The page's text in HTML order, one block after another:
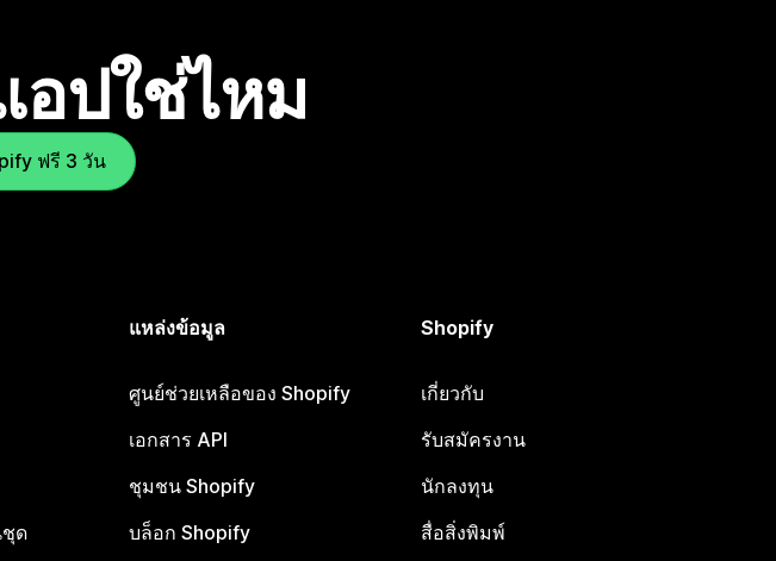
อปใช่ไหม
ฟรี 3 วัน
ชุด
แหล่งข้อมูล
ศูนย์ช่วยเหลือของ Shopify
เอกสาร API
ชุมชน Shopify
บล็อก Shopify
Shopify
เกี่ยวกับ
รับสมัครงาน
นักลงทุน
สื่อสิ่งพิมพ์